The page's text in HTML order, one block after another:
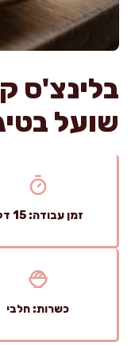
בלינצ'ס
שועל
זמן עבודה: 15 דק'
כשרות: חלבי